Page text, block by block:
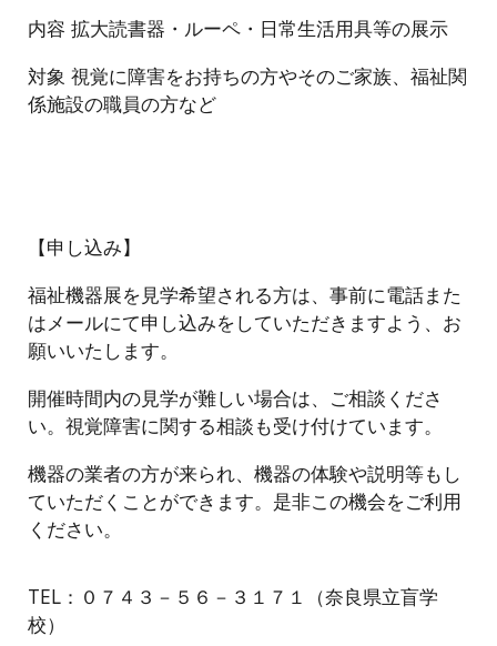
内容 拡大読書器・ルーペ・日常生活用具等の展示
対象 視覚に障害をお持ちの方やそのご家族、福祉関
係施設の職員の方など
【申し込み】
福祉機器展を見学希望される方は、事前に電話また
はメールにて申し込みをしていただきますよう、お
願いいたします。
開催時間内の見学が難しい場合は、ご相談くださ
い。視覚障害に関する相談も受け付けています。
機器の業者の方が来られ、機器の体験や説明等もし
ていただくことができます。是非この機会をご利用
ください。
TEL：０７４３－５６－３１７１（奈良県立盲学
校）